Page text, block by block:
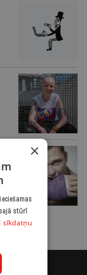
×
stūrī
sīkdatņu